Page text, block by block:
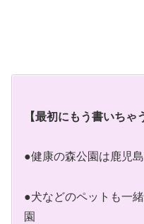
【最初にもう書いち
●健康の森公園は鹿児
●犬などのペットも一
園